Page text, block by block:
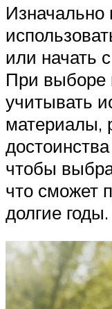
или начать
При выборе
учитывать
материалы,
чтобы
что сможет
долгие годы.